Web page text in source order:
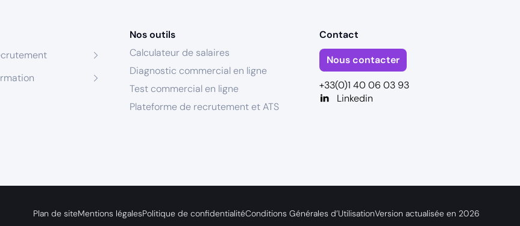
de confidentialité, en garantissant la conformité avec les réglementations. Personnalisez vos préférences pour
Nos outils
Calculateur de salaires
Diagnostic commercial en ligne
Test commercial en ligne
Plateforme de recrutement et ATS
Contact
Nous contacter
+33(0)1 40 06 03 93
Linkedin
Plan de siteMentions légalesPolitique de confidentialitéConditions Générales d’UtilisationVersion actualisée en 2026